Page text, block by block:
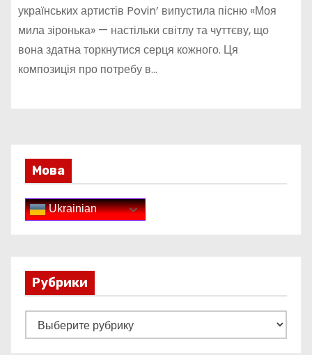
українських артистів Povin’ випустила пісню «Моя
мила зіронька» — настільки світлу та чуттєву, що
вона здатна торкнутися серця кожного. Ця
композиція про потребу в…
Мова
Ukrainian
Рубрики
у